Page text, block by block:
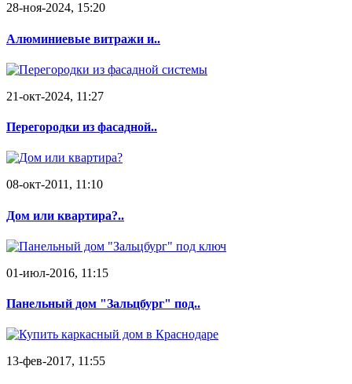
28-ноя-2024, 15:20
Алюминиевые витражи и..
21-окт-2024, 11:27
Перегородки из фасадной..
08-окт-2011, 11:10
Дом или квартира?..
01-июл-2016, 11:15
Панельный дом "Зальцбург" под..
13-фев-2017, 11:55